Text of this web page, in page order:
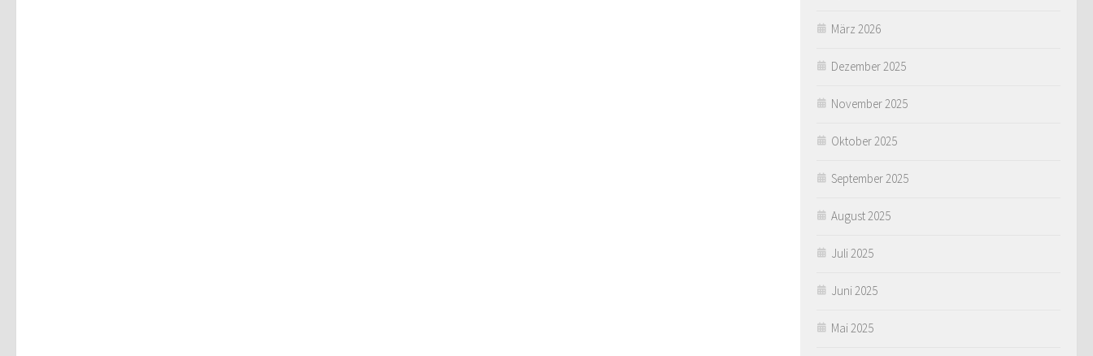
März 2026
Dezember 2025
November 2025
Oktober 2025
September 2025
August 2025
Juli 2025
Juni 2025
Mai 2025